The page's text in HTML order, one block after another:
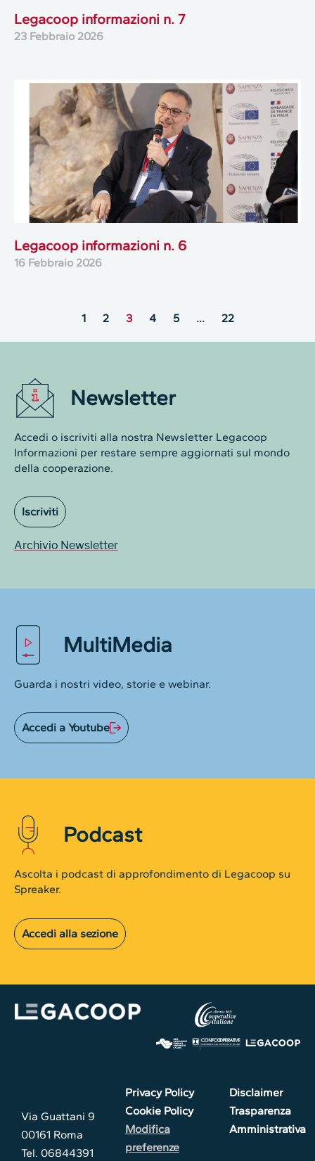
Legacoop informazioni n. 7
23 Febbraio 2026
Legacoop informazioni n. 6
16 Febbraio 2026
1 2 3 4 5 … 22
Newsletter
Accedi o iscriviti alla nostra Newsletter Legacoop
Informazioni per restare sempre aggiornati sul mondo
della cooperazione.
Iscriviti
Archivio Newsletter
MultiMedia
Guarda i nostri video, storie e webinar.
Accedi a Youtube
Podcast
Ascolta i podcast di approfondimento di Legacoop su
Spreaker.
Accedi alla sezione
Via Guattani 9
00161 Roma
Tel. 06844391
Privacy Policy
Cookie Policy
Modifica
preferenze
Disclaimer
Trasparenza
Amministrativa